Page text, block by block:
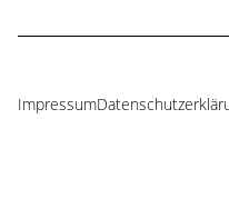
Navigation
Impressum